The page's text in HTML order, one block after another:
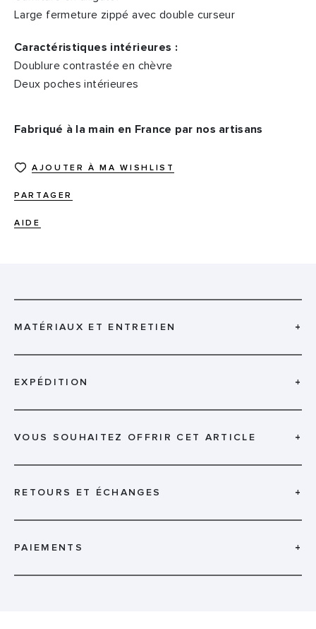
Large fermeture zippé avec double curseur
Caractéristiques intérieures :
Doublure contrastée en chèvre
Deux poches intérieures
Fabriqué à la main en France par nos artisans
AJOUTER À MA WISHLIST
PARTAGER
AIDE
MATÉRIAUX ET ENTRETIEN +
EXPÉDITION +
VOUS SOUHAITEZ OFFRIR CET ARTICLE +
RETOURS ET ÉCHANGES +
PAIEMENTS +